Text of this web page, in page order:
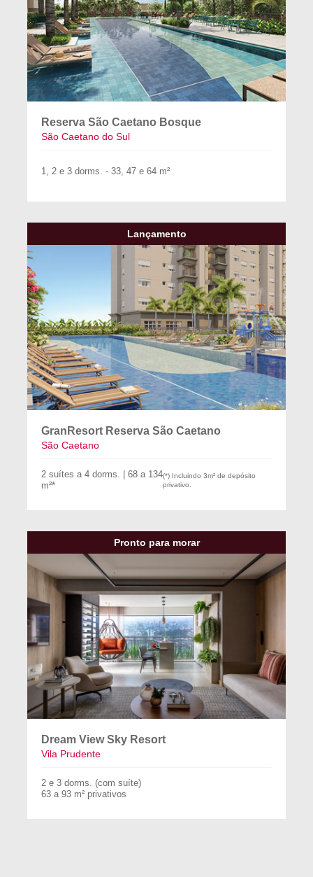
Reserva São Caetano Bosque
São Caetano do Sul
1, 2 e 3 dorms. - 33, 47 e 64 m²
Lançamento
GranResort Reserva São Caetano
São Caetano
2 suítes a 4 dorms. | 68 a 134
m²*
(*) Incluindo 3m² de depósito
privativo.
Pronto para morar
Dream View Sky Resort
Vila Prudente
2 e 3 dorms. (com suíte)
63 a 93 m² privativos